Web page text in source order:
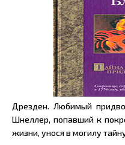
Дрезден. Любимый
Шнеллер, попавший к
жизни, унося в могилу